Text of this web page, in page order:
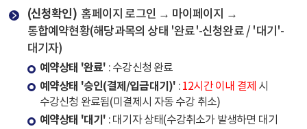
(신청확인) 홈페이지 로그인 → 마이페이지 →
통합예약현황(해당과목의 상태 '완료'-신청완료 / '대기'-
대기자)
예약상태 '완료' : 수강신청 완료
예약상태 '승인(결제/입금대기)' : 12시간 이내 결제 시
수강신청 완료됨(미결제시 자동 수강 취소)
예약상태 '대기' : 대기자 상태(수강취소가 발생하면 대기